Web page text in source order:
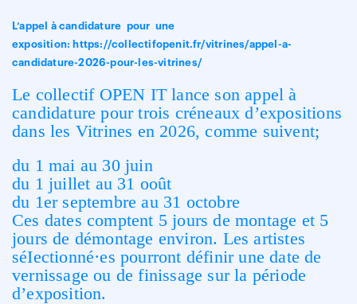
L’appel à candidature pour une
exposition: https://collectifopenit.fr/vitrines/appel-a-
candidature-2026-pour-les-vitrines/
Le collectif OPEN IT lance son appel à
candidature pour trois créneaux d’expositions
dans les Vitrines en 2026, comme suivent;
du 1 mai au 30 juin
du 1 juillet au 31 ooût
du 1er septembre au 31 octobre
Ces dates comptent 5 jours de montage et 5
jours de démontage environ. Les artistes
séIectionné·es pourront définir une date de
vernissage ou de finissage sur la période
d’exposition.